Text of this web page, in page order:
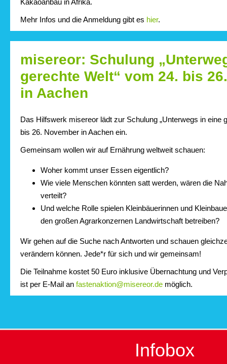
Kakaoanbau in Afrika.
Mehr Infos und die Anmeldung gibt es hier.
misereor: Schulung
gerechte Welt“ vom 24. bis
in Aachen
Das Hilfswerk misereor lädt zur Schulung „Unterwegs in eine
bis 26. November in Aachen ein.
Gemeinsam wollen wir auf Ernährung weltweit schauen:
Woher kommt unser Essen eigentlich?
Wie viele Menschen könnten satt werden, wären die
verteilt?
Und welche Rolle spielen Kleinbäuerinnen und
den großen Agrarkonzernen Landwirtschaft betreiben?
Wir gehen auf die Suche nach Antworten und schauen
verändern können. Jede*r für sich und wir gemeinsam!
Die Teilnahme kostet 50 Euro inklusive Übernachtung und
ist per E-Mail an fastenaktion@misereor.de möglich.
Infobox